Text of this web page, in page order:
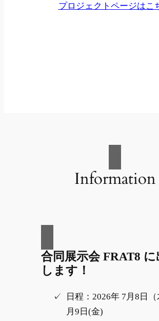
プロジェクトページはこ
Information
合同展示会 FRAT8 に
します！
日程：2026年 7月8日（
月9日(金)